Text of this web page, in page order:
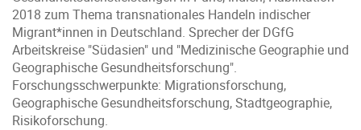
2018 zum Thema transnationales Handeln indischer
Migrant*innen in Deutschland. Sprecher der DGfG
Arbeitskreise "Südasien" und "Medizinische Geographie und
Geographische Gesundheitsforschung".
Forschungsschwerpunkte: Migrationsforschung,
Geographische Gesundheitsforschung, Stadtgeographie,
Risikoforschung.